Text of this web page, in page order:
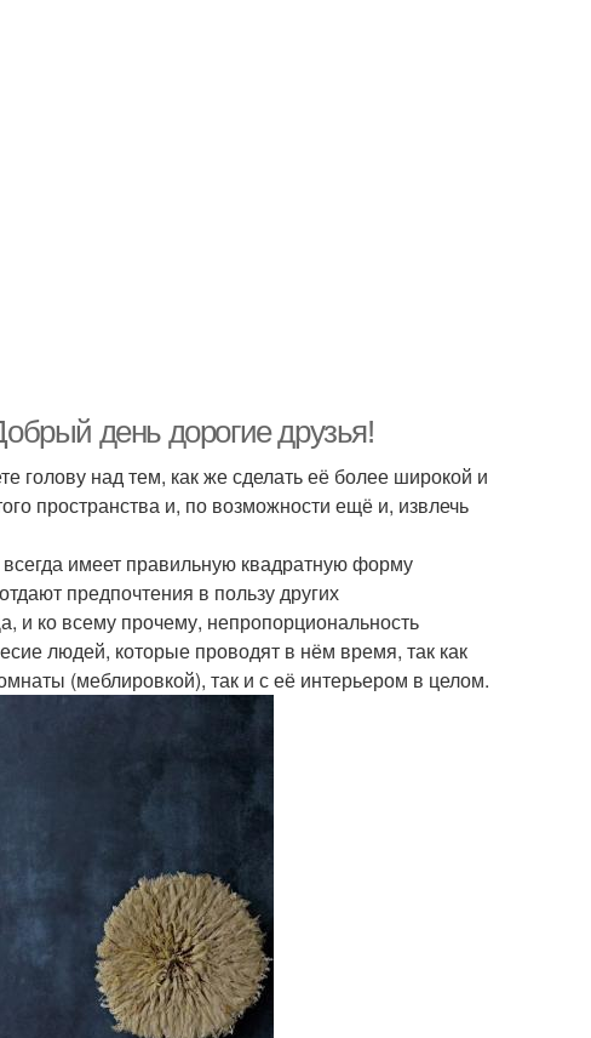
день дорогие друзья!
голову над тем, как же сделать её более широкой и
пространства и, по возможности ещё и, извлечь
имеет правильную квадратную форму
предпочтения в пользу других
и ко всему прочему, непропорциональность
людей, которые проводят в нём время, так как
(меблировкой), так и с её интерьером в целом.